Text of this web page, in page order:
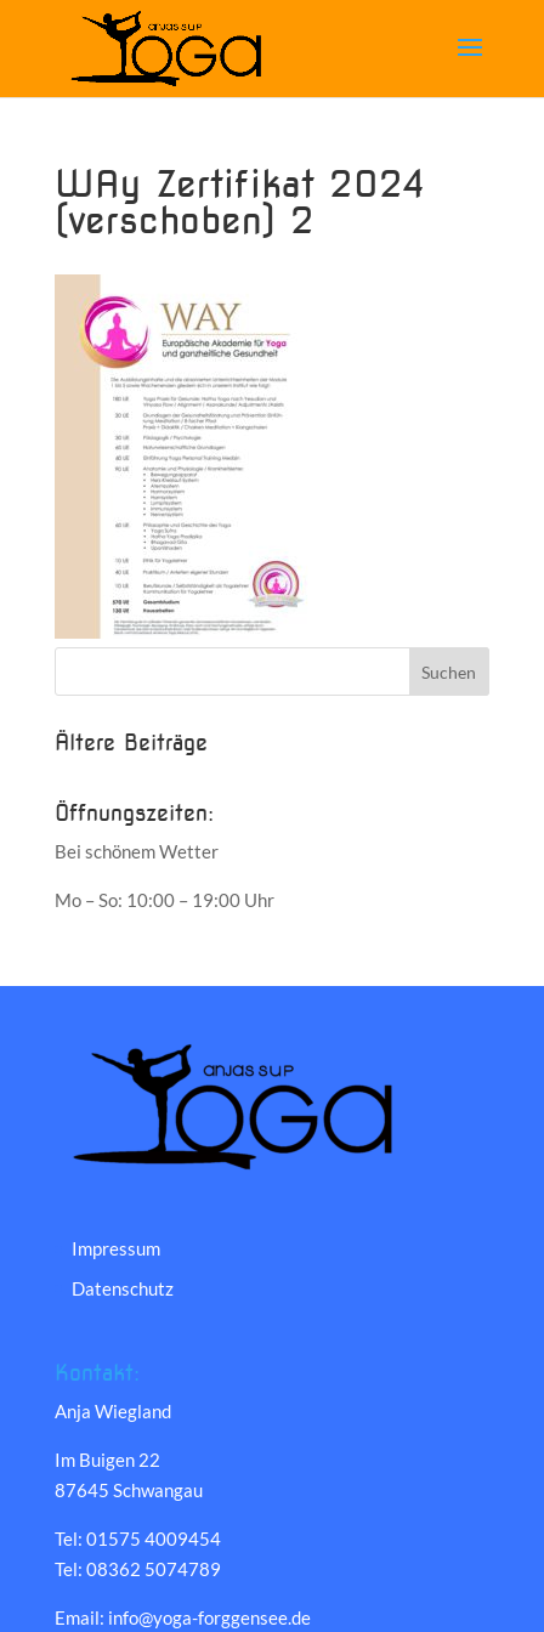
WAy Zertifikat 2024
(verschoben) 2
Ältere Beiträge
Öffnungszeiten:
Bei schönem Wetter
Mo – So: 10:00 – 19:00 Uhr
Impressum
Datenschutz
Kontakt:
Anja Wiegland
Im Buigen 22
87645 Schwangau
Tel: 01575 4009454
Tel: 08362 5074789
Email: info@yoga-forggensee.de